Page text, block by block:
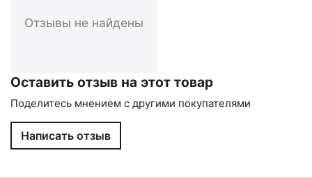
Отзывы не найдены
Оставить отзыв на этот товар
Поделитесь мнением с другими покупателями
Написать отзыв